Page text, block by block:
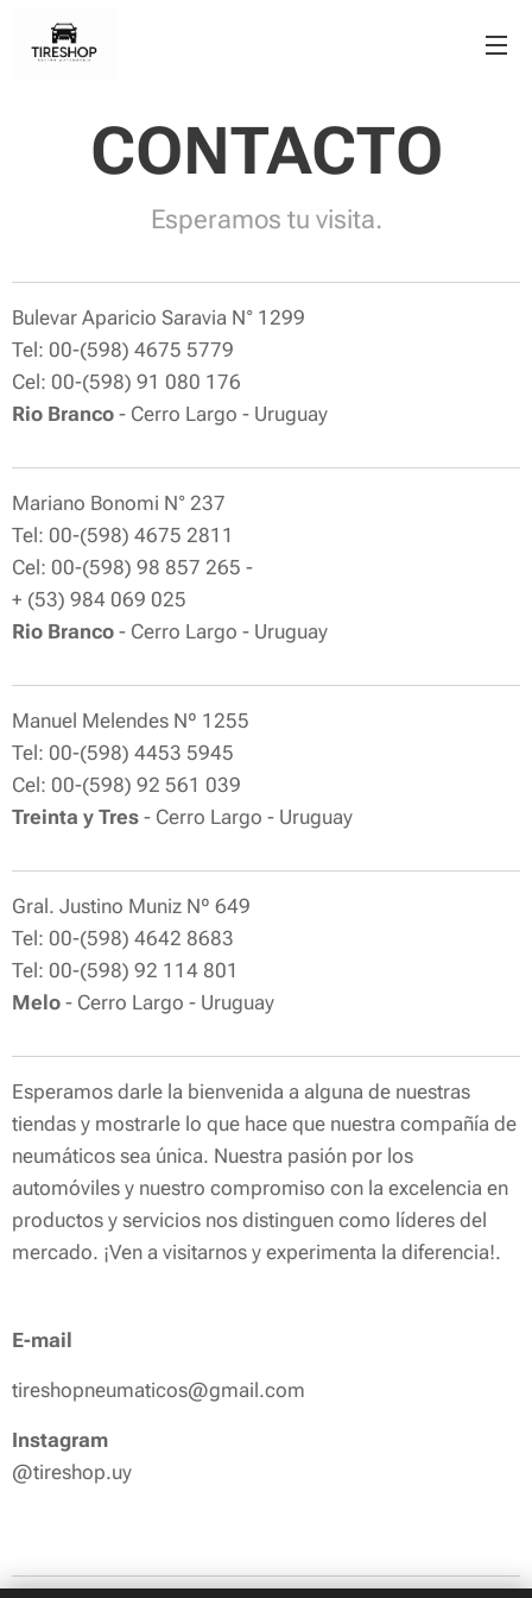
CONTACTO
Esperamos tu visita.
Bulevar Aparicio Saravia N° 1299
Tel: 00-(598) 4675 5779
Cel: 00-(598) 91 080 176
Rio Branco - Cerro Largo - Uruguay
Mariano Bonomi N° 237
Tel: 00-(598) 4675 2811
Cel: 00-(598) 98 857 265 -
+ (53) 984 069 025
Rio Branco - Cerro Largo - Uruguay
Manuel Melendes Nº 1255
Tel: 00-(598) 4453 5945
Cel: 00-(598) 92 561 039
Treinta y Tres - Cerro Largo - Uruguay
Gral. Justino Muniz Nº 649
Tel: 00-(598) 4642 8683
Tel: 00-(598) 92 114 801
Melo - Cerro Largo - Uruguay
Esperamos darle la bienvenida a alguna de nuestras
tiendas y mostrarle lo que hace que nuestra compañía de
neumáticos sea única. Nuestra pasión por los
automóviles y nuestro compromiso con la excelencia en
productos y servicios nos distinguen como líderes del
mercado. ¡Ven a visitarnos y experimenta la diferencia!.
E-mail
tireshopneumaticos@gmail.com
Instagram
@tireshop.uy